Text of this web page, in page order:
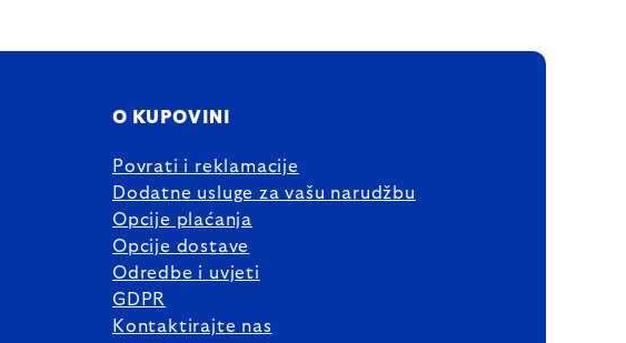
O KUPOVINI
Povrati i reklamacije
Dodatne usluge za vašu narudžbu
Opcije plaćanja
Opcije dostave
Odredbe i uvjeti
GDPR
Kontaktirajte nas